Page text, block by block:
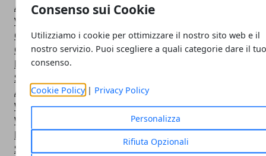
Consenso sui Cookie
Utilizziamo i cookie per ottimizzare il nostro sito web e il
nostro servizio. Puoi scegliere a quali categorie dare il
consenso.
Cookie Policy | Privacy Policy
Personalizza
Rifiuta Opzionali
Applicazioni
Viaggi
Galaxy Note 5
Google Play
Fotografia
Stile di vita
Antivirus
Widget Orologio
Widget Meteo
Ricezione WiFi
Sport